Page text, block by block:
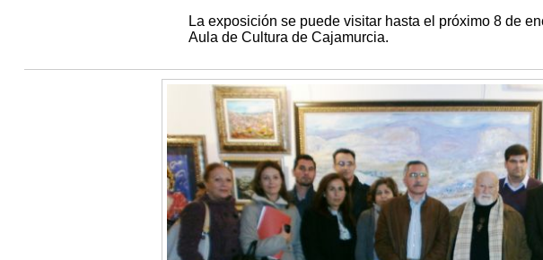
La exposición se puede visitar hasta el próximo 8 de
Aula de Cultura de Cajamurcia.